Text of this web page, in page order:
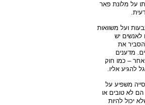
על מלונת פאר
ועל משוואות
יש
את
מדענים
אחר – כמו חוק
להגיע אליו.
משפיע על
הם לא טובים או
יכול להיות